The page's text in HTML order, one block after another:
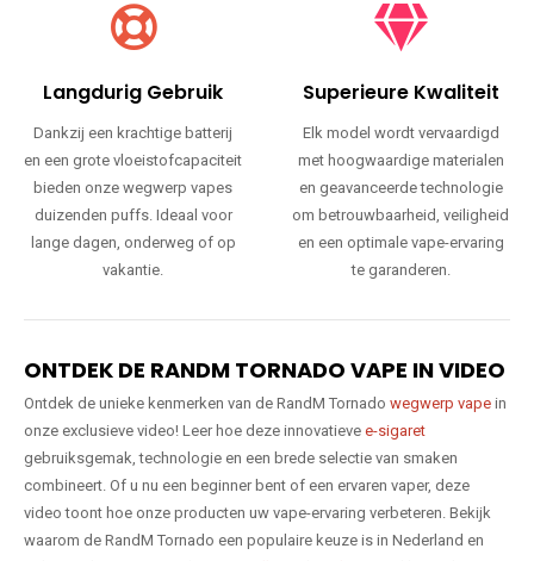
Langdurig Gebruik
Dankzij een krachtige batterij
en een grote vloeistofcapaciteit
bieden onze wegwerp vapes
duizenden puffs. Ideaal voor
lange dagen, onderweg of op
vakantie.
Superieure Kwaliteit
Elk model wordt vervaardigd
met hoogwaardige materialen
en geavanceerde technologie
om betrouwbaarheid, veiligheid
en een optimale vape-ervaring
te garanderen.
ONTDEK DE RANDM TORNADO VAPE IN VIDEO
Ontdek de unieke kenmerken van de RandM Tornado wegwerp vape in
onze exclusieve video! Leer hoe deze innovatieve e-sigaret
gebruiksgemak, technologie en een brede selectie van smaken
combineert. Of u nu een beginner bent of een ervaren vaper, deze
video toont hoe onze producten uw vape-ervaring verbeteren. Bekijk
waarom de RandM Tornado een populaire keuze is in Nederland en